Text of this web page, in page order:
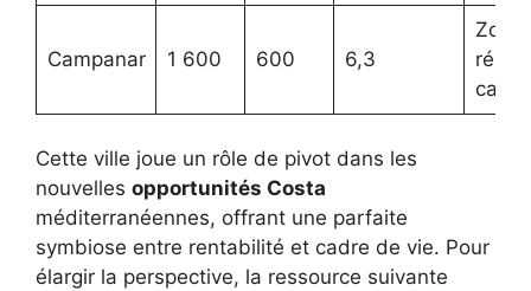
Campanar 1 600 600 6,3
Zone
calme
Cette ville joue un rôle de pivot dans les
nouvelles opportunités Costa
méditerranéennes, offrant une parfaite
symbiose entre rentabilité et cadre de vie. Pour
élargir la perspective, la ressource suivante